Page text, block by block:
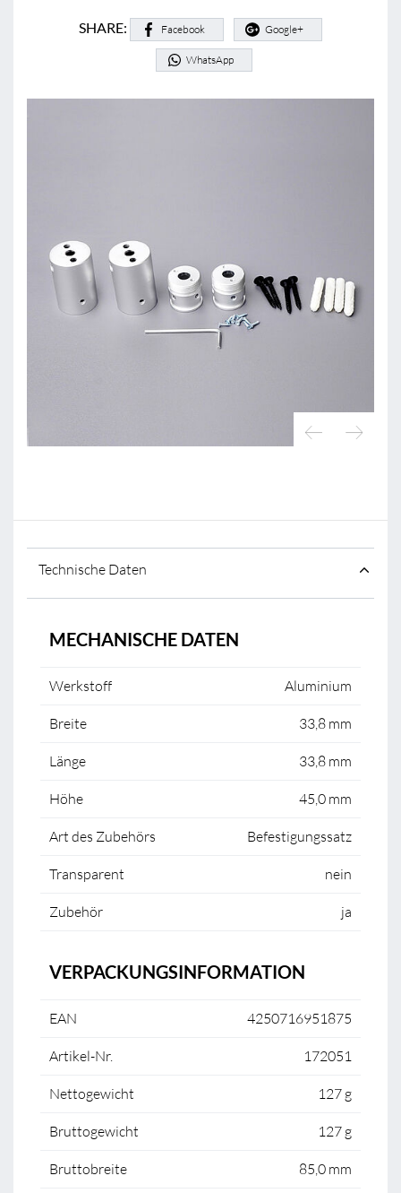
SHARE: Facebook Google+
WhatsApp
Technische Daten
MECHANISCHE DATEN
Werkstoff Aluminium
Breite 33,8 mm
Länge 33,8 mm
Höhe 45,0 mm
Art des Zubehörs Befestigungssatz
Transparent nein
Zubehör ja
VERPACKUNGSINFORMATION
EAN 4250716951875
Artikel-Nr. 172051
Nettogewicht 127 g
Bruttogewicht 127 g
Bruttobreite 85,0 mm